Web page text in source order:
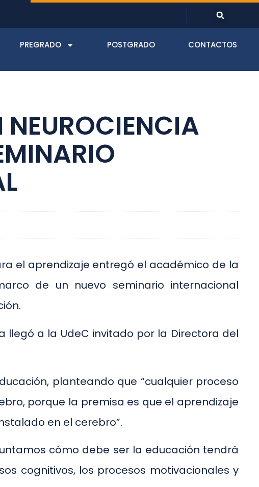
PREGRADO POSTGRADO CONTACTOS
el aprendizaje entregó el académico de la
de un nuevo seminario internacional
llegó a la UdeC invitado por la Directora del
planteando que “cualquier proceso
porque la premisa es que el aprendizaje
en el cerebro”.
cómo debe ser la educación tendrá
cognitivos, los procesos motivacionales y